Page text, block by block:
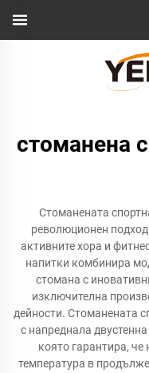
стоманена
Стоманената
революционен
активните хора и
напитки комбинира
стомана с
изключителна
дейности. Стоманената
с напреднала
която гарантира, че
температура в